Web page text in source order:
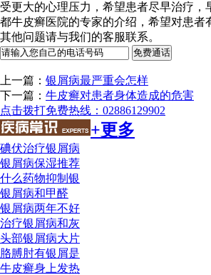
受更大的心理压力，希望患者尽早治疗，
都牛皮癣医院的专家的介绍，希望对患者
其他问题请与我们的客服联系。
上一篇： 银屑病最严重会怎样
下一篇： 牛皮癣对患者身体造成的危害
点击拨打免费热线：02886129902
+更多
碘伏治疗银屑病
银屑病保湿推荐
什么药物抑制银
银屑病和甲醛
银屑病两年不好
治疗银屑病和灰
头部银屑病大片
胳膊肘有银屑是
牛皮癣身上发热